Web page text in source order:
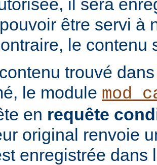
il sera
être servi à
le contenu
trouvé
le module
en requête
original renvoie
enregistrée dans